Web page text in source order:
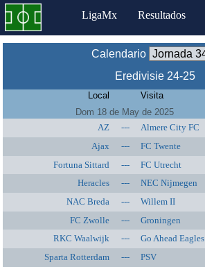
LigaMx Resultados
Calendario
Eredivisie 24-25
Local Visita
Dom 18 de May de 2025
AZ
--- Almere City FC
Ajax
--- FC Twente
Fortuna Sittard
--- FC Utrecht
Heracles
--- NEC Nijmegen
NAC Breda
--- Willem II
FC Zwolle
--- Groningen
RKC Waalwijk
--- Go Ahead Eagles
Sparta Rotterdam
--- PSV